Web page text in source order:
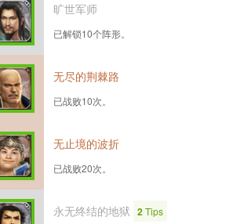
旷世军师
已解锁10个阵形。
无尽的荆棘路
已战败10次。
无止境的波折
已战败20次。
永无终结的地狱 2Tips